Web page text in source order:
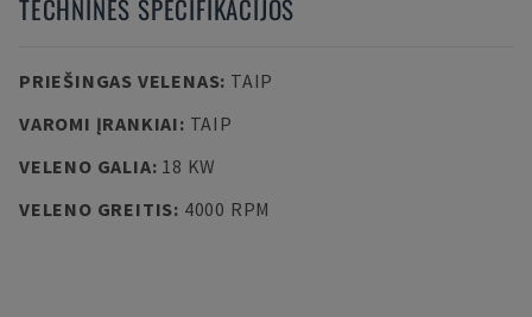
TECHNINĖS SPECIFIKACIJOS
PRIEŠINGAS VELENAS: TAIP
VAROMI ĮRANKIAI: TAIP
VELENO GALIA: 18 KW
VELENO GREITIS: 4000 RPM